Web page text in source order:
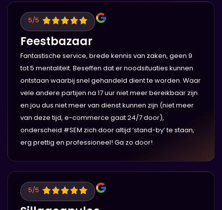
5/5
Feestbazaar
Fantastische service, brede kennis van zaken, geen 9
tot 5 mentaliteit. Beseffen dat er noodsituaties kunnen
ontstaan waarbij snel gehandeld dient te worden. Waar
vele andere partijen na 17 uur niet meer bereikbaar zijn
en jou dus niet meer van dienst kunnen zijn (niet meer
van deze tijd, e-commerce gaat 24/7 door),
onderscheid #SEM zich door altijd ‘stand-by’ te staan,
erg prettig en professioneel! Ga zo door!
5/5